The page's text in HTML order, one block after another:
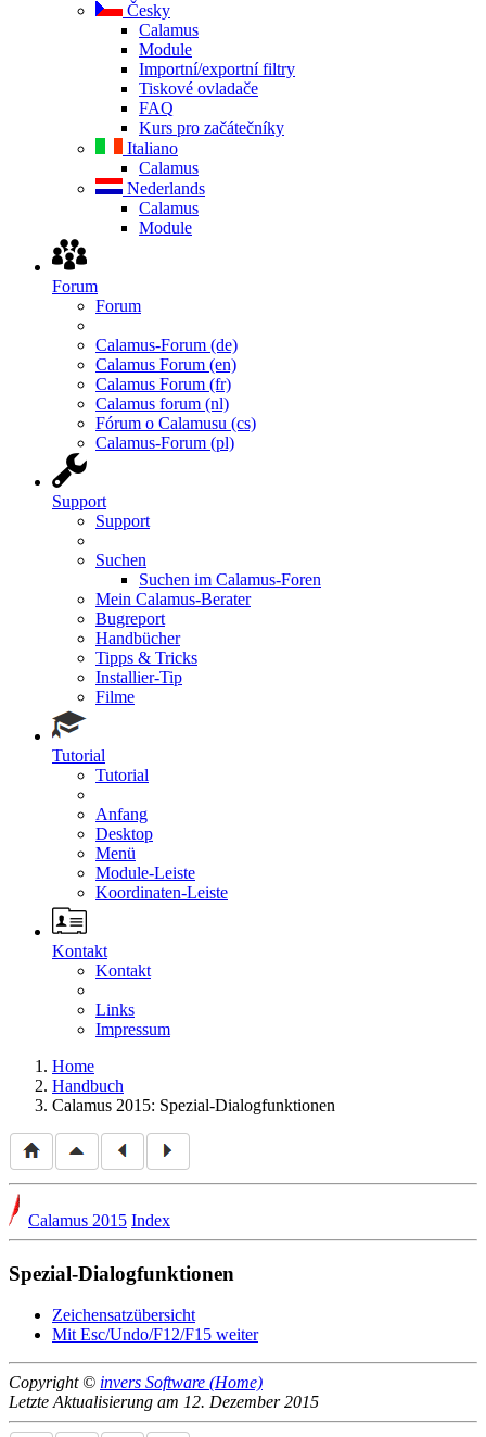
Česky
Calamus
Module
Importní/exportní filtry
Tiskové ovladače
FAQ
Kurs pro začátečníky
Italiano
Calamus
Nederlands
Calamus
Module
Forum
Forum
Calamus-Forum (de)
Calamus Forum (en)
Calamus Forum (fr)
Calamus forum (nl)
Fórum o Calamusu (cs)
Calamus-Forum (pl)
Support
Support
Suchen
Suchen im Calamus-Foren
Mein Calamus-Berater
Bugreport
Handbücher
Tipps & Tricks
Installier-Tip
Filme
Tutorial
Tutorial
Anfang
Desktop
Menü
Module-Leiste
Koordinaten-Leiste
Kontakt
Kontakt
Links
Impressum
Home
Handbuch
Calamus 2015: Spezial-Dialogfunktionen
Calamus 2015 Index
Spezial-Dialogfunktionen
Zeichensatzübersicht
Mit Esc/Undo/F12/F15 weiter
Copyright © invers Software (Home)
Letzte Aktualisierung am 12. Dezember 2015